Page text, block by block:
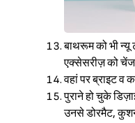
बाथरूम को भी न्यू
एक्सेसरीज़ को
वहां पर ब्राइट
पुराने हो चुके
उनसे डोरमैट,